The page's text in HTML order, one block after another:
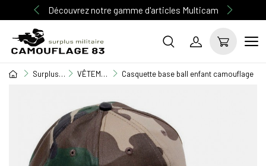
Découvrez notre gamme d'articles Multicam
Surplus Militaire VÊTEMENT ENFANT Casquette base ball enfant camouflage